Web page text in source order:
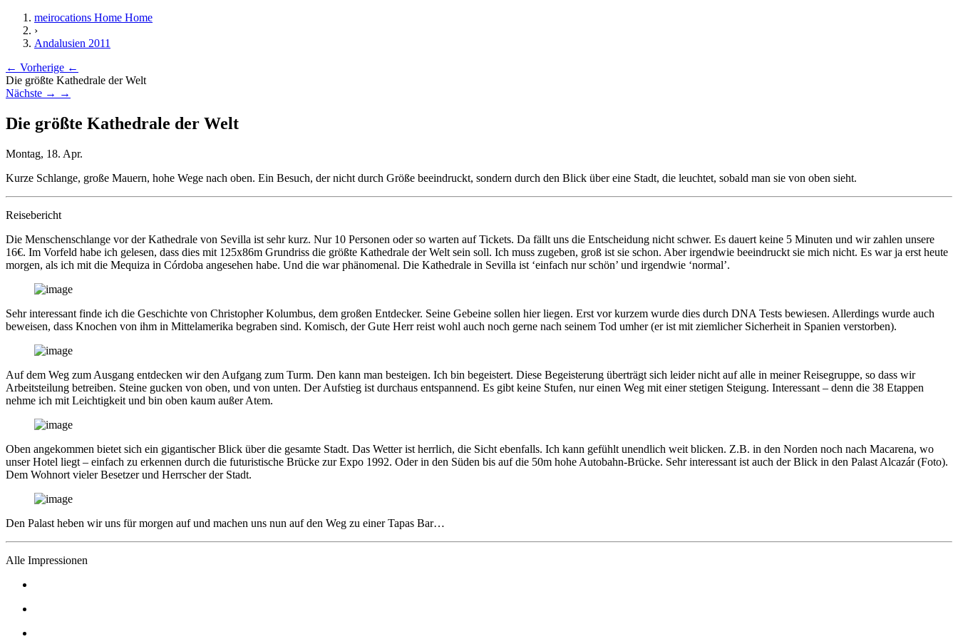
meirocations Home Home
›
Andalusien 2011
← Vorherige ←
Die größte Kathedrale der Welt
Nächste → →
Die größte Kathedrale der Welt
Montag, 18. Apr.
Kurze Schlange, große Mauern, hohe Wege nach oben. Ein Besuch, der nicht durch Größe beeindruckt, sondern durch den Blick über eine Stadt, die leuchtet, sobald man sie von oben sieht.
Reisebericht
Die Menschenschlange vor der Kathedrale von Sevilla ist sehr kurz. Nur 10 Personen oder so warten auf Tickets. Da fällt uns die Entscheidung nicht schwer. Es dauert keine 5 Minuten und wir zahlen unsere
16€. Im Vorfeld habe ich gelesen, dass dies mit 125x86m Grundriss die größte Kathedrale der Welt sein soll. Ich muss zugeben, groß ist sie schon. Aber irgendwie beeindruckt sie mich nicht. Es war ja erst heute
morgen, als ich mit die Mequiza in Córdoba angesehen habe. Und die war phänomenal. Die Kathedrale in Sevilla ist ‘einfach nur schön’ und irgendwie ‘normal’.
Sehr interessant finde ich die Geschichte von Christopher Kolumbus, dem großen Entdecker. Seine Gebeine sollen hier liegen. Erst vor kurzem wurde dies durch DNA Tests bewiesen. Allerdings wurde auch
beweisen, dass Knochen von ihm in Mittelamerika begraben sind. Komisch, der Gute Herr reist wohl auch noch gerne nach seinem Tod umher (er ist mit ziemlicher Sicherheit in Spanien verstorben).
Auf dem Weg zum Ausgang entdecken wir den Aufgang zum Turm. Den kann man besteigen. Ich bin begeistert. Diese Begeisterung überträgt sich leider nicht auf alle in meiner Reisegruppe, so dass wir
Arbeitsteilung betreiben. Steine gucken von oben, und von unten. Der Aufstieg ist durchaus entspannend. Es gibt keine Stufen, nur einen Weg mit einer stetigen Steigung. Interessant – denn die 38 Etappen
nehme ich mit Leichtigkeit und bin oben kaum außer Atem.
Oben angekommen bietet sich ein gigantischer Blick über die gesamte Stadt. Das Wetter ist herrlich, die Sicht ebenfalls. Ich kann gefühlt unendlich weit blicken. Z.B. in den Norden noch nach Macarena, wo
unser Hotel liegt – einfach zu erkennen durch die futuristische Brücke zur Expo 1992. Oder in den Süden bis auf die 50m hohe Autobahn-Brücke. Sehr interessant ist auch der Blick in den Palast Alcazár (Foto).
Dem Wohnort vieler Besetzer und Herrscher der Stadt.
Den Palast heben wir uns für morgen auf und machen uns nun auf den Weg zu einer Tapas Bar…
Alle Impressionen